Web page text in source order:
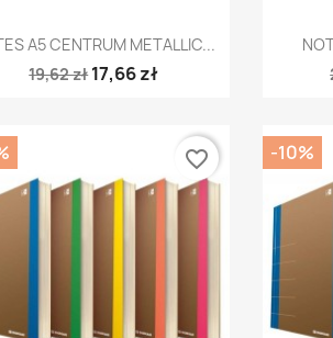
Szybki podgląd
A5 CENTRUM METALLIC...
19,62 zł17,66 zł
favorite_border -10%